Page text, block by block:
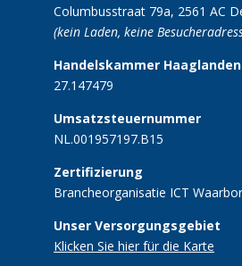
Columbusstraat 79a, 2561 AC
(kein Laden, keine
Handelskammer Haaglanden
27.147479
Umsatzsteuernummer
NL.001957197.B15
Zertifizierung
Brancheorganisatie ICT
Unser Versorgungsgebiet
Klicken Sie hier für die Karte